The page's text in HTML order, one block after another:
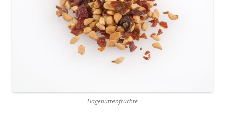
Hagebuttenfrüchte